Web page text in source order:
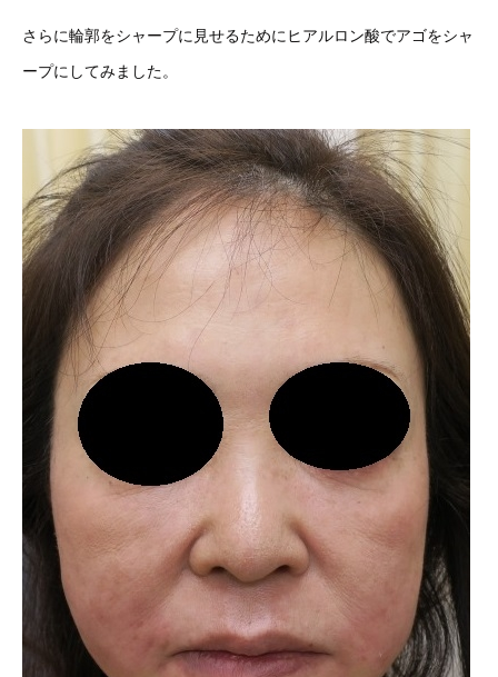
さらに輪郭をシャープに見せるためにヒアルロン酸でアゴをシャ
ープにしてみました。